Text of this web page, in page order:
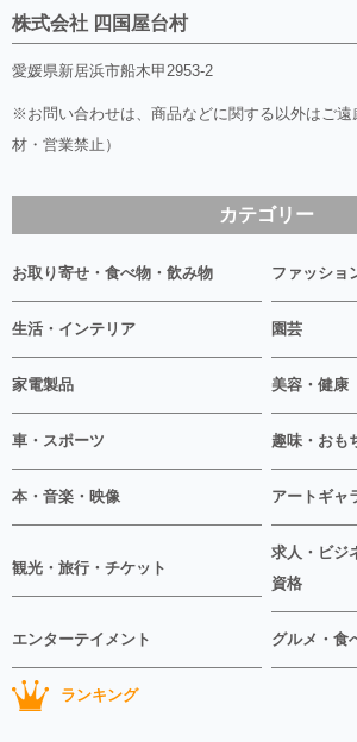
株式会社 四国屋台村
愛媛県新居浜市船木甲2953-2
※お問い合わせは、商品などに関する以外はご遠
材・営業禁止）
カテゴリー
お取り寄せ・食べ物・飲み物 ファッショ
生活・インテリア 園芸
家電製品 美容・健康
車・スポーツ 趣味・おも
本・音楽・映像 アートギャ
観光・旅行・チケット
求人・ビジ
資格
エンターテイメント グルメ・食
ランキング